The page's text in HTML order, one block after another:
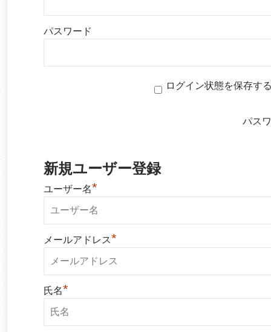
パスワード
ログイン状態を保存す
パス
新規ユーザー登録
ユーザー名*
メールアドレス*
氏名*